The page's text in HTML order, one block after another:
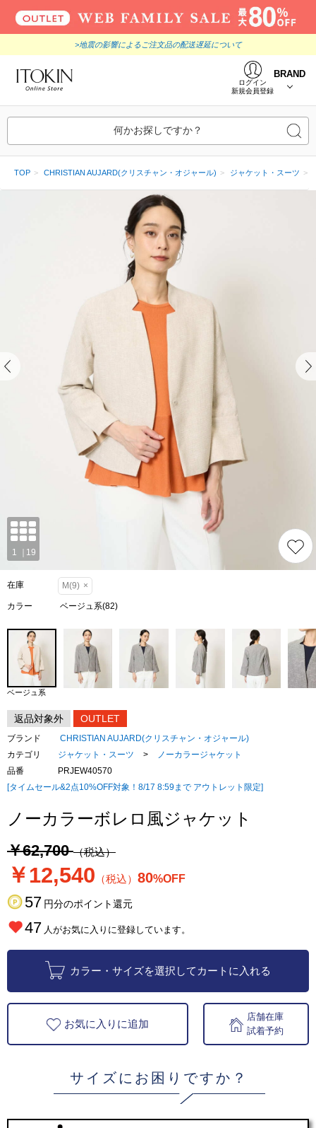
>地震の影響によるご注文品の配送遅延について
ログイン
新規会員登録
BRAND
何かお探しですか？
TOP CHRISTIAN AUJARD(クリスチャン・オジャール) ジャケット・スーツ
在庫 M(9) ×
カラー ベージュ系(82)
ベージュ系
返品対象外 OUTLET
ブランド
CHRISTIAN AUJARD(クリスチャン・オジャール)
カテゴリ
ジャケット・スーツ >
ノーカラージャケット
品番
PRJEW40570
[タイムセール&2点10%OFF対象！8/17 8:59まで アウトレット限定]
ノーカラーボレロ風ジャケット
￥62,700（税込）
￥12,540 （税込） 80%OFF
57 円分のポイント還元
47 人がお気に入りに登録しています。
カラー・サイズを選択してカートに入れる
お気に入りに追加
店舗在庫
試着予約
サイズにお困りですか？